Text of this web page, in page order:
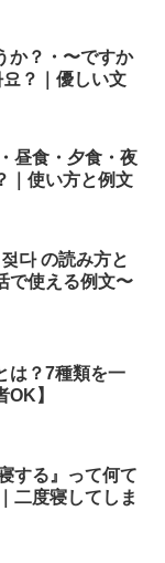
か？・〜ですか
？｜優しい文
昼食・夕食・夜
｜使い方と例文
다 の読み方と
で使える例文〜
は？7種類を一
OK】
する』って何て
二度寝してしま